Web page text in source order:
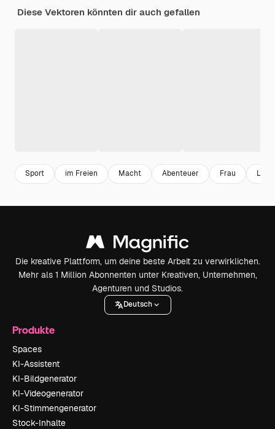
Diese Vektoren könnten dir auch gefallen
Sport im Freien Macht Abenteuer Frau
Die kreative Plattform, um deine beste Arbeit zu verwirklichen.
Mehr als 1 Million Abonnenten unter Kreativen, Unternehmen,
Agenturen und Studios.
Deutsch
Produkte
Spaces
KI-Assistent
KI-Bildgenerator
KI-Videogenerator
KI-Stimmengenerator
Stock-Inhalte